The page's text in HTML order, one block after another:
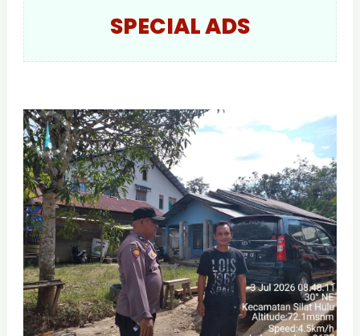
SPECIAL ADS